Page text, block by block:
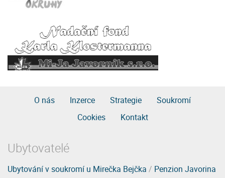
O nás Inzerce Strategie
Soukromí
Cookies
Kontakt
Ubytovatelé
Ubytování v soukromí u Mirečka Bejčka / Penzion Javorina